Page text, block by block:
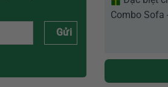
Gửi
Combo Sofa